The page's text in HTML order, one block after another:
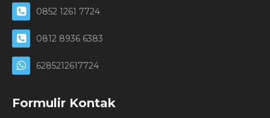
0852 1261 7724
0812 8936 6383
6285212617724
Formulir Kontak